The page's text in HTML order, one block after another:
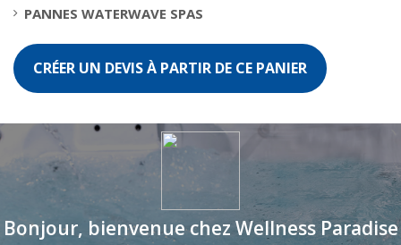
PANNES WATERWAVE SPAS
CRÉER UN DEVIS À PARTIR DE CE PANIER
Bonjour, bienvenue chez Wellness Paradise